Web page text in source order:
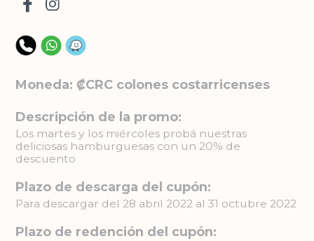
Moneda: ₡CRC colones costarricenses
Descripción de la promo:
Los martes y los miércoles probá nuestras
deliciosas hamburguesas con un 20% de
descuento
Plazo de descarga del cupón:
Para descargar del 28 abril 2022 al 31 octubre 2022
Plazo de redención del cupón: